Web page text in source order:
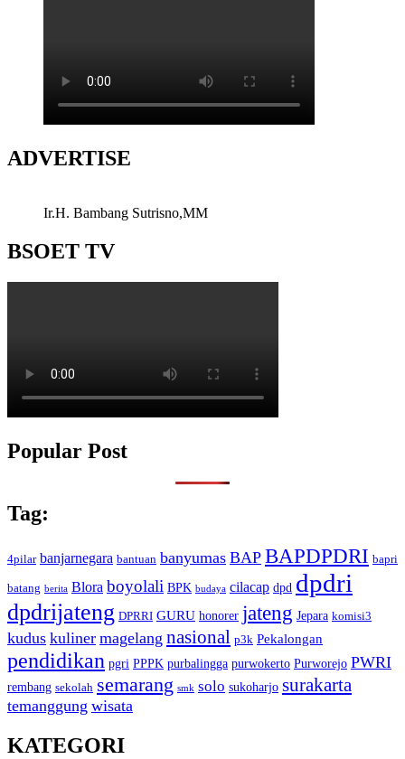
ADVERTISE
Ir.H. Bambang Sutrisno,MM
BSOET TV
Popular Post
Tag:
4pilar banjarnegara bantuan banyumas BAP BAPDPDRI bapri
batang berita Blora boyolali BPK budaya cilacap dpd dpdri
dpdrijateng DPRRI GURU honorer jateng Jepara komisi3
kudus kuliner magelang nasional p3k Pekalongan
pendidikan pgri PPPK purbalingga purwokerto Purworejo PWRI
rembang sekolah semarang smk solo sukoharjo surakarta
temanggung wisata
KATEGORI